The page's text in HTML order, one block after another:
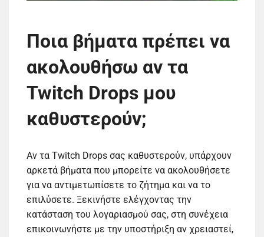
Ποια βήματα πρέπει να
ακολουθήσω αν τα
Twitch Drops μου
καθυστερούν;
Αν τα Twitch Drops σας καθυστερούν, υπάρχουν
αρκετά βήματα που μπορείτε να ακολουθήσετε
για να αντιμετωπίσετε το ζήτημα και να το
επιλύσετε. Ξεκινήστε ελέγχοντας την
κατάσταση του λογαριασμού σας, στη συνέχεια
επικοινωνήστε με την υποστήριξη αν χρειαστεί,